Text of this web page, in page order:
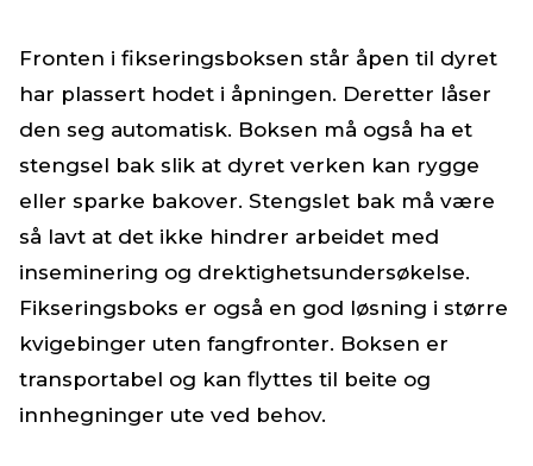
Fronten i fikseringsboksen står åpen til dyret
har plassert hodet i åpningen. Deretter låser
den seg automatisk. Boksen må også ha et
stengsel bak slik at dyret verken kan rygge
eller sparke bakover. Stengslet bak må være
så lavt at det ikke hindrer arbeidet med
inseminering og drektighetsundersøkelse.
Fikseringsboks er også en god løsning i større
kvigebinger uten fangfronter. Boksen er
transportabel og kan flyttes til beite og
innhegninger ute ved behov.